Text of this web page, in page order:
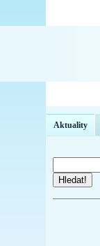
Aktuality
Hledat!